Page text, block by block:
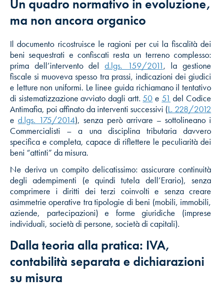
Un quadro normativo in evoluzione,
ma non ancora organico
Il documento ricostruisce le ragioni per cui la fiscalità dei
beni sequestrati e confiscati resta un terreno complesso:
prima dell’intervento del d.lgs. 159/2011, la gestione
fiscale si muoveva spesso tra prassi, indicazioni dei giudici
e letture non uniformi. Le linee guida richiamano il tentativo
di sistematizzazione avviato dagli artt.50 e 51 del Codice
Antimafia, poi affinato da interventi successivi (L. 228/2012
ed.lgs. 175/2014), senza però arrivare – sottolineano i
Commercialisti – a una disciplina tributaria davvero
specifica e completa, capace di riflettere le peculiarità dei
beni “attinti” da misura.
Ne deriva un compito delicatissimo: assicurare continuità
degli adempimenti (e quindi tutela dell’Erario), senza
comprimere i diritti dei terzi coinvolti e senza creare
asimmetrie operative tra tipologie di beni (mobili, immobili,
aziende, partecipazioni) e forme giuridiche (imprese
individuali, società di persone, società di capitali).
Dalla teoria alla pratica: IVA,
contabilità separata e dichiarazioni
su misura